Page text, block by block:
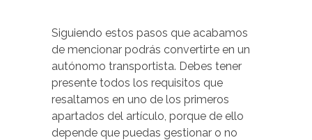
Siguiendo estos pasos que acabamos
de mencionar podrás convertirte en un
autónomo transportista. Debes tener
presente todos los requisitos que
resaltamos en uno de los primeros
apartados del artículo, porque de ello
depende que puedas gestionar o no